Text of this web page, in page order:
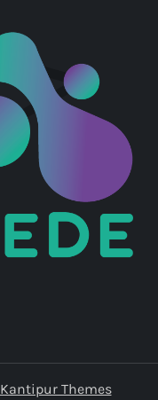
Kantipur Themes